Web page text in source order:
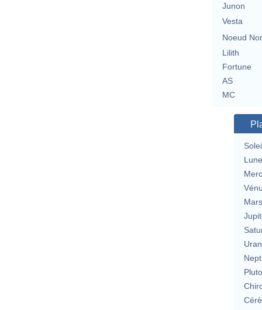
Junon
Vesta
Noeud
Lilith
Fortune
AS
MC
Lune
Mars